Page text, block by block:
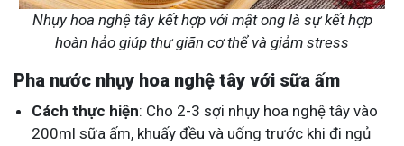
Nhụy hoa nghệ tây kết hợp với mật ong là sự kết hợp
hoàn hảo giúp thư giãn cơ thể và giảm stress
Pha nước nhụy hoa nghệ tây với sữa ấm
Cách thực hiện: Cho 2-3 sợi nhụy hoa nghệ tây vào
200ml sữa ấm, khuấy đều và uống trước khi đi ngủ